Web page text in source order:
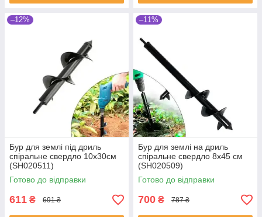
–12%
Бур для землі під дриль
спіральне свердло 10x30см
(SH020511)
Готово до відправки
611 ₴ 691 ₴
–11%
Бур для землі на дриль
спіральне свердло 8x45 см
(SH020509)
Готово до відправки
700 ₴ 787 ₴